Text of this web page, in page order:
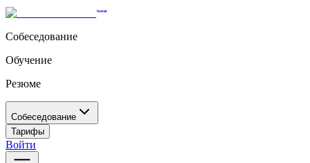
Собеседование
Обучение
Резюме
Собеседование
Тарифы
Войти